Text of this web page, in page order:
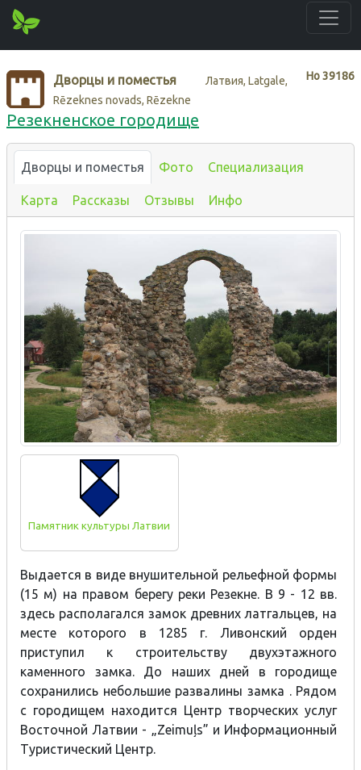
Нo39186
Дворцы и поместья
Латвия, Latgale,
Rēzeknes novads, Rēzekne
Резекненское городище
Дворцы и поместья Фото Специализация
Карта Рассказы Отзывы Инфо
Памятник культуры Латвии
Выдается в виде внушительной рельефной формы
(15 м) на правом берегу реки Резекне. В 9 - 12 вв.
здесь располагался замок древних латгальцев, на
месте которого в 1285 г. Ливонский орден
приступил к строительству двухэтажного
каменного замка. До наших дней в городище
сохранились небольшие развалины замка .Рядом
с городищем находится Центр творческих услуг
Восточной Латвии - „Zeimuļs” и Информационный
Туристический Центр.